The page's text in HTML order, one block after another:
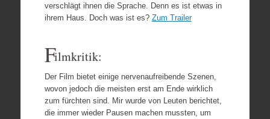
verschlägt ihnen die Sprache. Denn es ist etwas in
ihrem Haus. Doch was ist es? Zum Trailer
Filmkritik:
Der Film bietet einige nervenaufreibende Szenen,
wovon jedoch die meisten erst am Ende wirklich
zum fürchten sind. Mir wurde von Leuten berichtet,
die immer wieder Pausen machen mussten, um